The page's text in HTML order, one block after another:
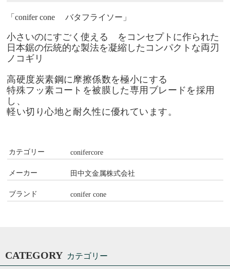
「conifer cone バタフライソー」
小さいのにすごく使える をコンセプトに作られた
日本鋸の伝統的な製法を凝縮したコンパクトな両刃
ノコギリ
高硬度炭素鋼に摩擦係数を極小にする
特殊フッ素コートを被膜した専用ブレードを採用
し、
軽い切り心地と耐久性に優れています。
カテゴリー conifercore
メーカー 田中文金属株式会社
ブランド conifer cone
CATEGORY カテゴリー